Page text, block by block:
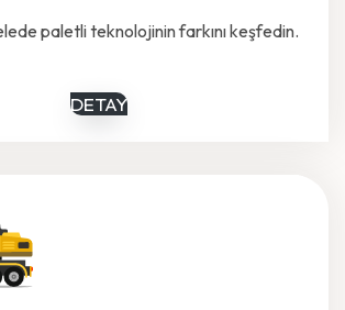
paletli teknolojinin farkını keşfedin.
DETAY